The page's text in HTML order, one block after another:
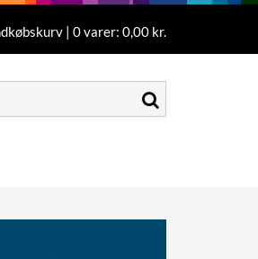
| 0varer: 0,00 kr.